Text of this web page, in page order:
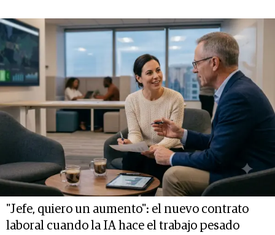
"Jefe, quiero un aumento": el nuevo contrato
laboral cuando la IA hace el trabajo pesado